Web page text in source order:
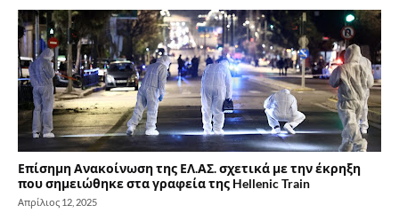
Επίσημη Ανακοίνωση της ΕΛ.ΑΣ. σχετικά με την έκρηξη
που σημειώθηκε στα γραφεία της Hellenic Train
Απρίλιος 12, 2025